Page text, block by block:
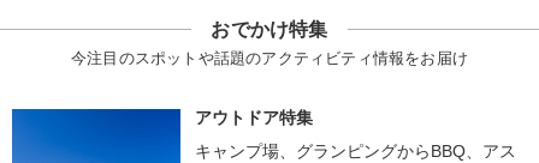
おでかけ特集
今注目のスポットや話題のアクティビティ情報をお届け
アウトドア特集
キャンプ場、グランピングからBBQ、アス